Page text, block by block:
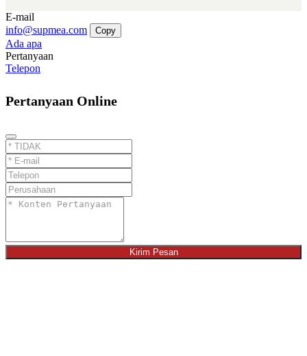
E-mail
info@supmea.com
Copy
Ada apa
Pertanyaan
Telepon
Pertanyaan Online
Kirim Pesan